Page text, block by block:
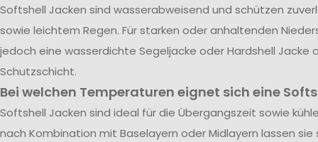
Softshell Jacken sind wasserabweisend und schützen
sowie leichtem Regen. Für starken oder anhaltenden
jedoch eine wasserdichte Segeljacke oder Hardshell Jacke
Schutzschicht.
Bei welchen Temperaturen eignet sich eine
Softshell Jacken sind ideal für die Übergangszeit sowie
nach Kombination mit Baselayern oder Midlayern lassen sie